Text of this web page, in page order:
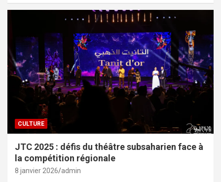
CULTURE
JTC 2025 : défis du théâtre subsaharien face à
la compétition régionale
8 janvier 2026 admin